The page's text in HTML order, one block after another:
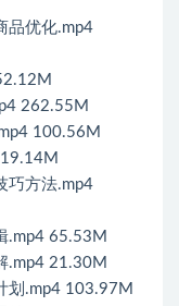
品优化.mp4
262.55M
100.56M
巧方法.mp4
.mp4 65.53M
.mp4 21.30M
划.mp4 103.97M